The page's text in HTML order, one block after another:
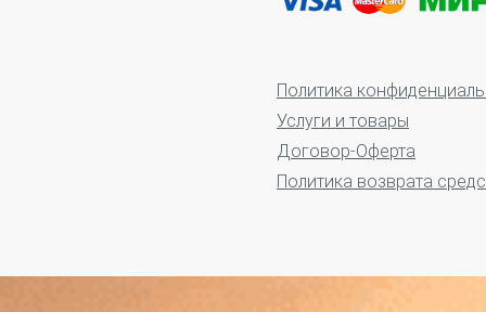
Политика
Услуги и товары
Договор-Оферта
Политика возврата